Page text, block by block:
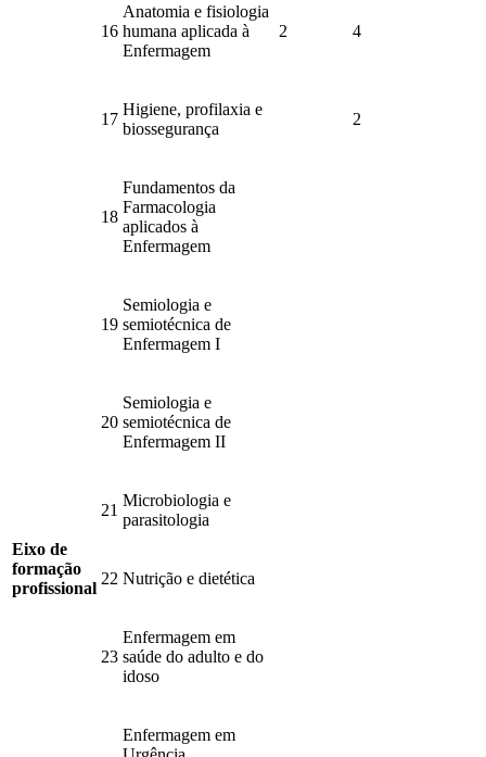
Eixo de
formação
profissional
16
Anatomia e fisiologia
humana aplicada à
Enfermagem
2 4
17
Higiene, profilaxia e
biossegurança
2
18
Fundamentos da
Farmacologia
aplicados à
Enfermagem
19
Semiologia e
semiotécnica de
Enfermagem I
20
Semiologia e
semiotécnica de
Enfermagem II
21
Microbiologia e
parasitologia
22 Nutrição e dietética
23
Enfermagem em
saúde do adulto e do
idoso
Enfermagem em